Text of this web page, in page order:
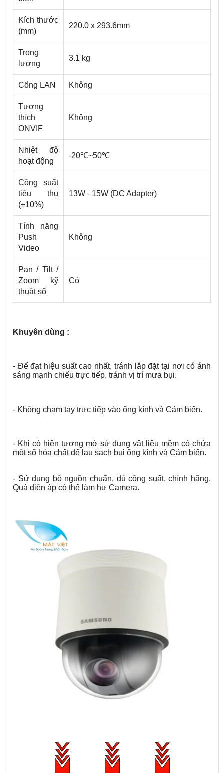
Kích thước
(mm)
220.0 x 293.6mm
Trọng
lượng
3.1 kg
Cổng LAN Không
Tương
thích
ONVIF
Không
Nhiệt độ
hoạt động
-20℃~50℃
Công suất
tiêu thụ
(±10%)
13W - 15W (DC Adapter)
Tính năng
Push
Video
Không
Pan / Tilt /
Zoom kỹ
thuật số
Có
Khuyên dùng :
- Để đạt hiệu suất cao nhất, tránh lắp đặt tại nơi có ánh
sáng mạnh chiếu trực tiếp, tránh vị trí mưa bụi.
- Không chạm tay trực tiếp vào ống kính và Cảm biến.
- Khi có hiện tượng mờ sử dụng vật liệu mềm có chứa
một số hóa chất để lau sạch bụi ống kính và Cảm biến.
- Sử dụng bộ nguồn chuẩn, đủ công suất, chính hãng.
Quá điện áp có thể làm hư Camera.